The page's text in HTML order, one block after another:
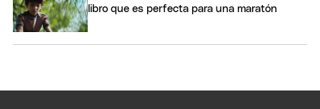
libro que es perfecta para una maratón